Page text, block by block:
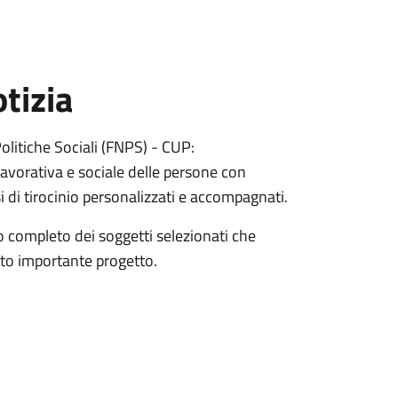
Sociali (FNPS) - CUP:
e sociale delle persone con
tirocinio personalizzati e accompagnati.
dei soggetti selezionati che
importante progetto.